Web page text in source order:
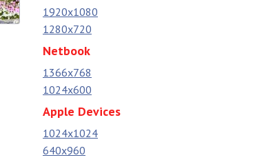
1920x1080
1280x720
Netbook
1366x768
1024x600
Apple Devices
1024x1024
640x960